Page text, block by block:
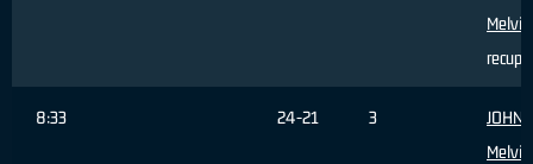
Melvin
8:33 24-21 3
Melvin